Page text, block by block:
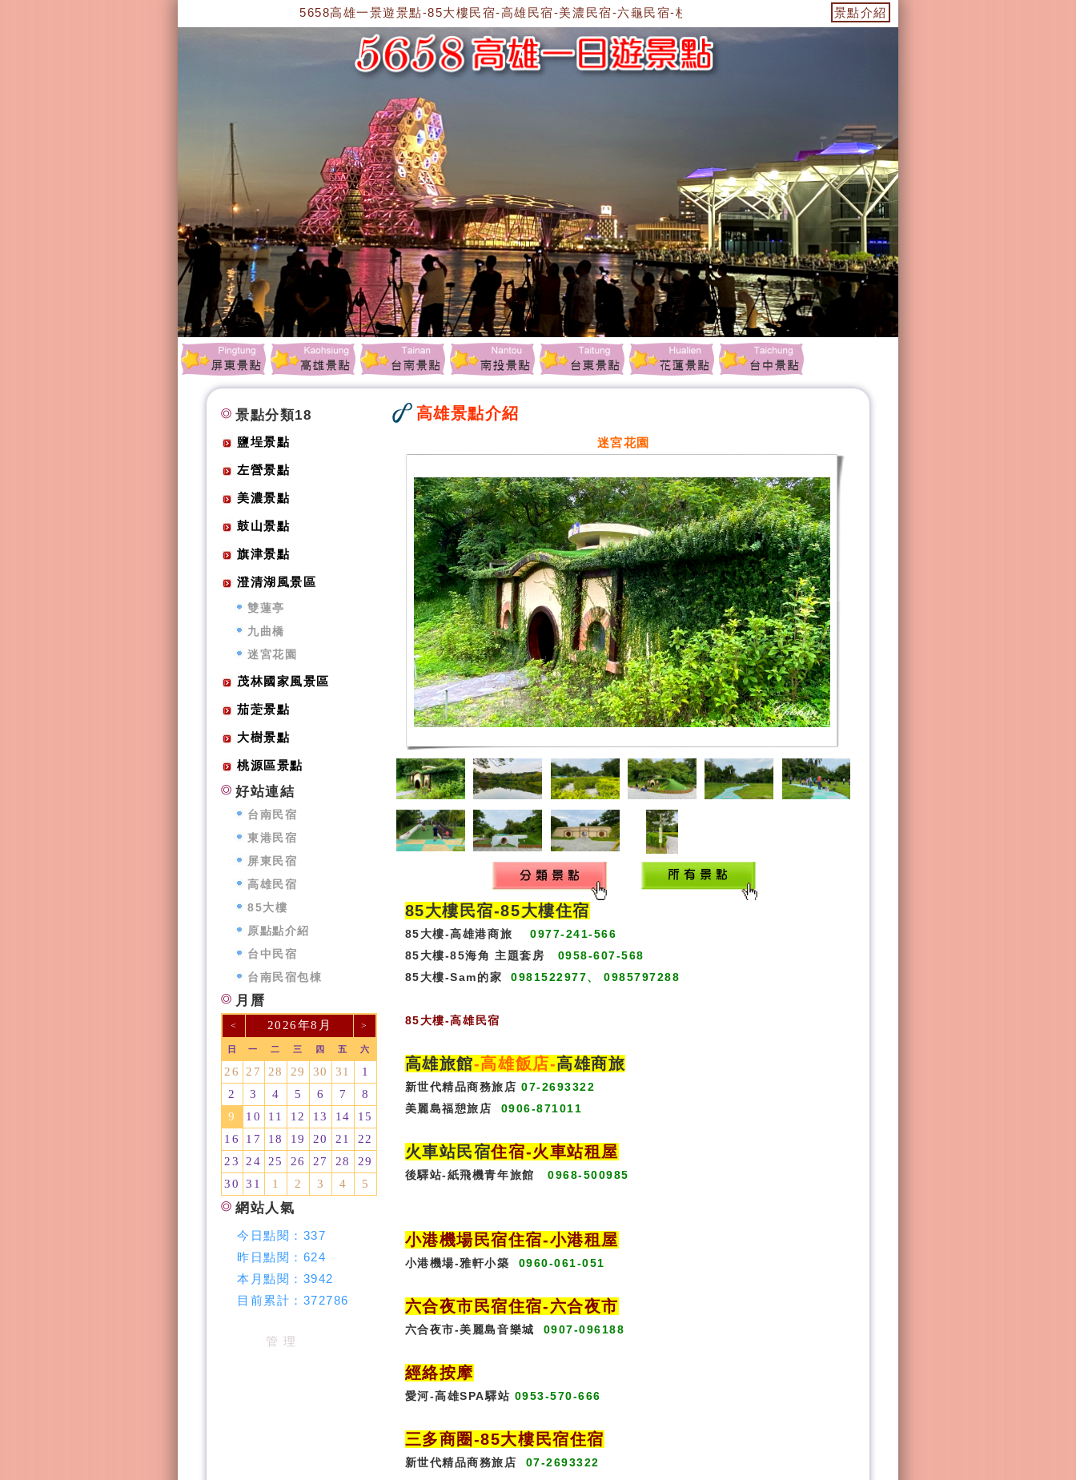
5658高雄一景遊景點-85大樓民宿-高雄民宿-美濃民宿-六龜民宿-杉林民宿-美濃景點-杉林景點-茂林景點-六龜景點
景點介紹
高雄景點介紹
迷宮花園
85大樓民宿-85大樓住宿
85大樓-高雄港商旅
0977-241-566
85大樓-85海角 主題套房
0958-607-568
85大樓-Sam的家
0981522977、 0985797288
85大樓-高雄民宿
高雄旅館-高雄飯店-高雄商旅
新世代精品商務旅店 07-2693322
美麗島福憩旅店 0906-871011
火車站民宿住宿-火車站租屋
後驛站-紙飛機青年旅館 0968-500985
小港機場民宿住宿-小港租屋
小港機場-雅軒小築 0960-061-051
六合夜市民宿住宿-六合夜市
六合夜市-美麗島音樂城 0907-096188
經絡按摩
愛河-高雄SPA驛站 0953-570-666
三多商圈 -85大樓民宿住宿
新世代精品商務旅店 07-2693322
景點分類18
鹽埕景點
左營景點
美濃景點
鼓山景點
旗津景點
澄清湖風景區
雙蓮亭
九曲橋
迷宮花園
茂林國家風景區
茄萣景點
大樹景點
桃源區景點
好站連結
台南民宿
東港民宿
屏東民宿
高雄民宿
85大樓
原點點介紹
台中民宿
台南民宿包棟
月曆
< 2026年8月 >
日 一 二 三 四 五 六
26 27 28 29 30 31
1
2
3 4 5 6 7
8
9
10 11 12 13 14
15
16
17 18 19 20 21
22
23
24 25 26 27 28
29
30
31 1 2 3 4 5
網站人氣
今日點閱： 337
昨日點閱： 624
本月點閱： 3942
目前累計： 372786
管 理